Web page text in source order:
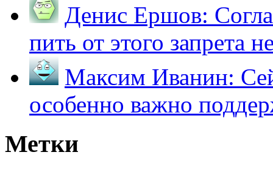
Денис Ершов:
пить от этого запрета
Максим Иванин:
особенно важно
Метки